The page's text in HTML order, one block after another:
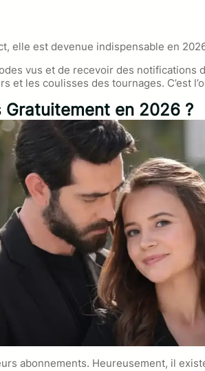
elle est devenue indispensable en
vus et de recevoir des notifications
et les coulisses des tournages. C’est
Gratuitement en 2026 ?
abonnements. Heureusement, il